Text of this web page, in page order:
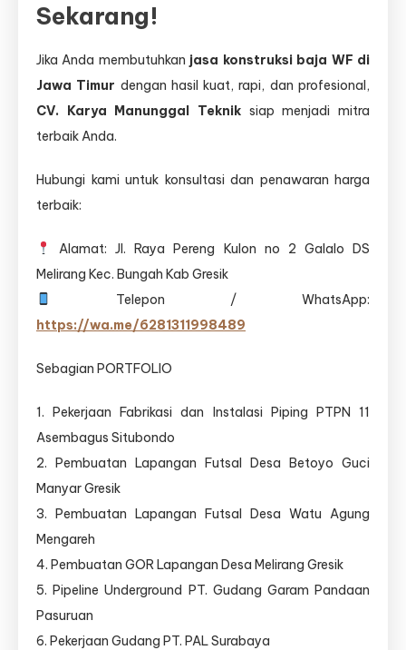
Sekarang!
Jika Anda membutuhkan jasa konstruksi baja WF di
Jawa Timur dengan hasil kuat, rapi, dan profesional,
CV. Karya Manunggal Teknik siap menjadi mitra
terbaik Anda.
Hubungi kami untuk konsultasi dan penawaran harga
terbaik:
Alamat: Jl. Raya Pereng Kulon no 2 Galalo DS
Melirang Kec. Bungah Kab Gresik
Telepon / WhatsApp:
https://wa.me/6281311998489
Sebagian PORTFOLIO
1. Pekerjaan Fabrikasi dan Instalasi Piping PTPN 11
Asembagus Situbondo
2. Pembuatan Lapangan Futsal Desa Betoyo Guci
Manyar Gresik
3. Pembuatan Lapangan Futsal Desa Watu Agung
Mengareh
4. Pembuatan GOR Lapangan Desa Melirang Gresik
5. Pipeline Underground PT. Gudang Garam Pandaan
Pasuruan
6. Pekerjaan Gudang PT. PAL Surabaya